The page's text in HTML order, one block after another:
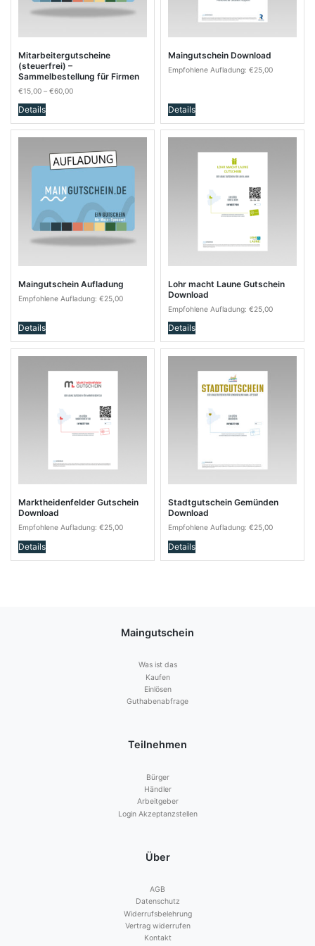
Mitarbeitergutscheine
(steuerfrei) –
Sammelbestellung für Firmen
€15,00 – €60,00
Details
Optionen
können
der
Produktseite
gewählt
werden
Maingutschein Download
Empfohlene Aufladung: €25,00
Details
Maingutschein Aufladung
Empfohlene Aufladung: €25,00
Details
Lohr macht Laune Gutschein
Download
Empfohlene Aufladung: €25,00
Details
Marktheidenfelder Gutschein
Download
Empfohlene Aufladung: €25,00
Details
Stadtgutschein Gemünden
Download
Empfohlene Aufladung: €25,00
Details
Maingutschein
Was ist das
Kaufen
Einlösen
Guthabenabfrage
Teilnehmen
Bürger
Händler
Arbeitgeber
Login Akzeptanzstellen
Über
AGB
Datenschutz
Widerrufsbelehrung
Vertrag widerrufen
Kontakt